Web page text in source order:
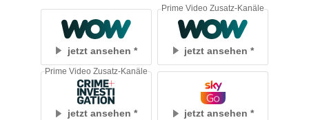
jetzt ansehen jetzt ansehen
Prime Video Zusatz-Kanäle
jetzt ansehen
Prime Video Zusatz-Kanäle
jetzt ansehen